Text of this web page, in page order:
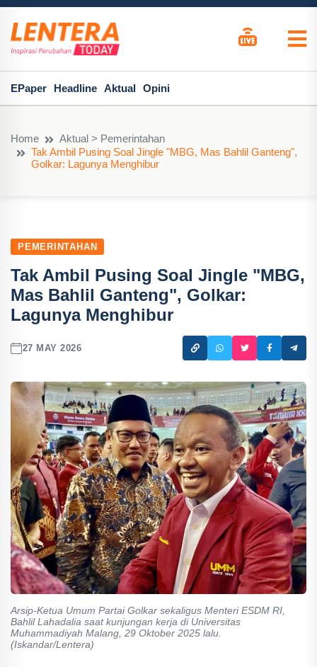
EPaper Headline Aktual Opini
Home
Aktual > Pemerintahan
Tak Ambil Pusing Soal Jingle "MBG, Mas Bahlil Ganteng",
Golkar: Lagunya Menghibur
PEMERINTAHAN
Tak Ambil Pusing Soal Jingle "MBG,
Mas Bahlil Ganteng", Golkar:
Lagunya Menghibur
27 MAY 2026
Arsip-Ketua Umum Partai Golkar sekaligus Menteri ESDM RI,
Bahlil Lahadalia saat kunjungan kerja di Universitas
Muhammadiyah Malang, 29 Oktober 2025 lalu.
(Iskandar/Lentera)